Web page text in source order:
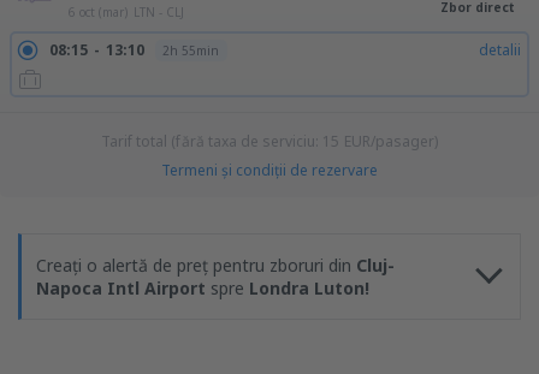
6 oct (mar) LTN - CLJ Zbor direct
08:15 13:10 2h 55min detalii
Tarif total (fără taxa de serviciu: 15 EUR/pasager)
Termeni şi condiţii de rezervare
Creați o alertă de preț pentru zboruri din Cluj-
Napoca Intl Airport spre Londra Luton!